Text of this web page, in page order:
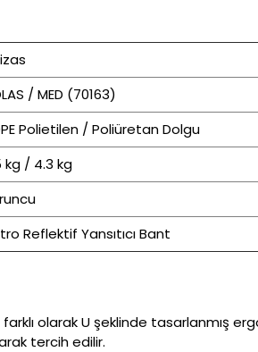
/ MED (70163)
Polietilen / Poliüretan Dolgu
kg / 4.3 kg
Reflektif Yansıtıcı Bant
olarak U şeklinde tasarlanmış
tercih edilir.